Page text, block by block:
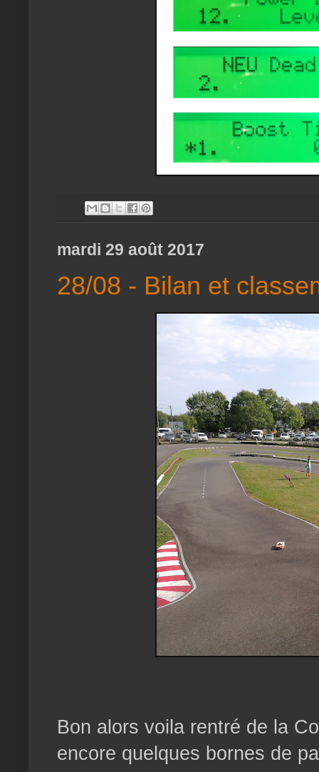
mardi 29 août 2017
28/08 - Bilan et
Bon alors voila rentré de la
encore quelques bornes de